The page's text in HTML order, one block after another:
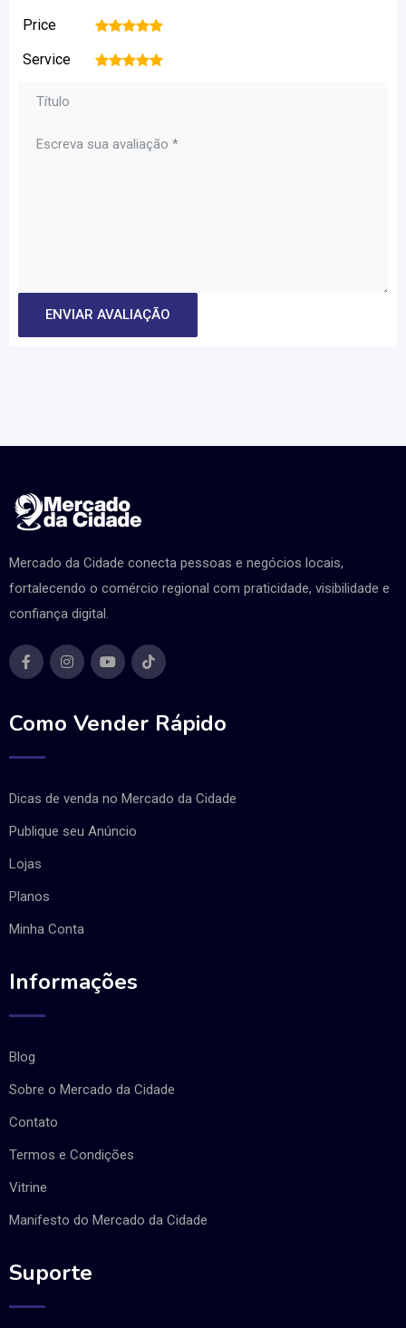
Price 5
4
3
2
Service 5
4
3
2
Mercado da Cidade conecta pessoas e negócios locais,
fortalecendo o comércio regional com praticidade, visibilidade e
confiança digital.
Como Vender Rápido
Dicas de venda no Mercado da Cidade
Publique seu Anúncio
Lojas
Planos
Minha Conta
Informações
Blog
Sobre o Mercado da Cidade
Contato
Termos e Condições
Vitrine
Manifesto do Mercado da Cidade
Suporte